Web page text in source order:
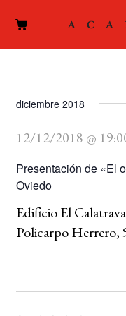
diciembre 2018
Presentación de «El
Oviedo
12/12/2018 @
Edificio El Calatrava
Policarpo Herrero,